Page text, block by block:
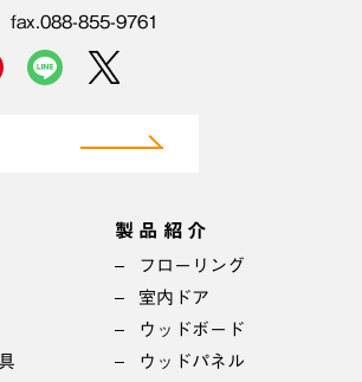
855-9761
製品紹介
フローリング
室内ドア
ウッドボード
ウッドパネル